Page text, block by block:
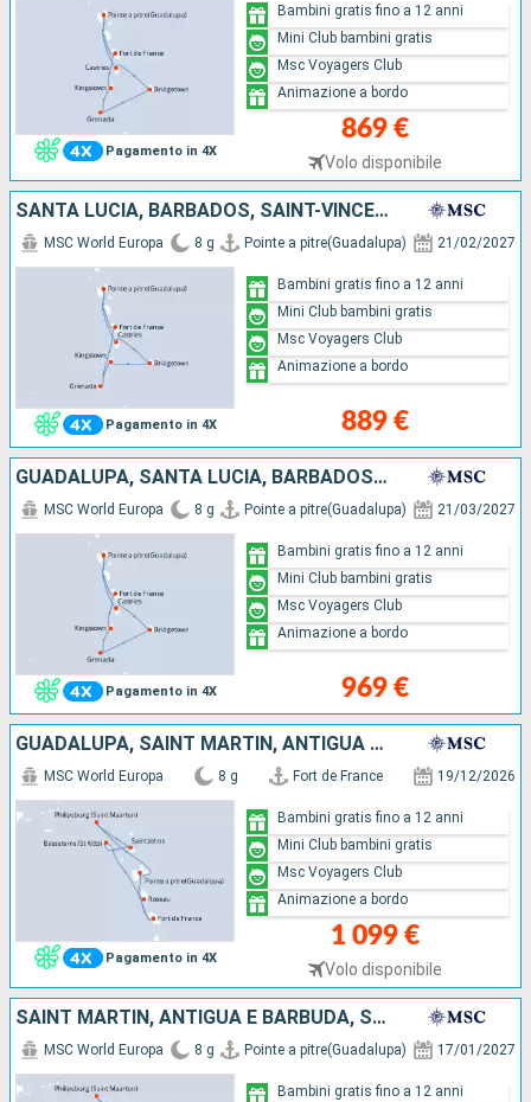
Pagamento in 4X
869 €
Volo disponibile
Bambini gratis fino a 12 anni
Mini Club bambini gratis
Msc Voyagers Club
Animazione a bordo
SANTA LUCIA, BARBADOS, SAINT-VINCENT E LE GRENADINE, GRENADA, MARTINICA, GUADALUPA
Pagamento in 4X
MSC World Europa 8 g Pointe a pitre(Guadalupa) 21/02/2027
889 €
Bambini gratis fino a 12 anni
Mini Club bambini gratis
Msc Voyagers Club
Animazione a bordo
GUADALUPA, SANTA LUCIA, BARBADOS, GRENADA, SAINT-VINCENT E LE GRENADINE, MARTINICA
Pagamento in 4X
MSC World Europa 8 g Pointe a pitre(Guadalupa) 21/03/2027
969 €
Bambini gratis fino a 12 anni
Mini Club bambini gratis
Msc Voyagers Club
Animazione a bordo
GUADALUPA, SAINT MARTIN, ANTIGUA E BARBUDA, SAN CRISTOFORO E NEVIS, DOMINICA, MARTINICA
Pagamento in 4X
MSC World Europa 8 g Fort de France 19/12/2026
1 099 €
Volo disponibile
Bambini gratis fino a 12 anni
Mini Club bambini gratis
Msc Voyagers Club
Animazione a bordo
SAINT MARTIN, ANTIGUA E BARBUDA, SAN CRISTOFORO E NEVIS, DOMINICA, MARTINICA, GUADALUPA
MSC World Europa 8 g Pointe a pitre(Guadalupa) 17/01/2027
Bambini gratis fino a 12 anni